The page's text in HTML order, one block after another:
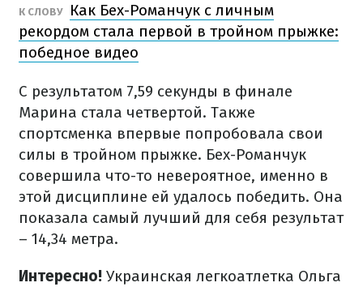
К СЛОВУ
Как Бех-Романчук с личным
рекордом стала первой в тройном прыжке:
победное видео
С результатом 7,59 секунды в финале
Марина стала четвертой. Также
спортсменка впервые попробовала свои
силы в тройном прыжке. Бех-Романчук
совершила что-то невероятное, именно в
этой дисциплине ей удалось победить. Она
показала самый лучший для себя результат
– 14,34 метра.
Интересно! Украинская легкоатлетка Ольга